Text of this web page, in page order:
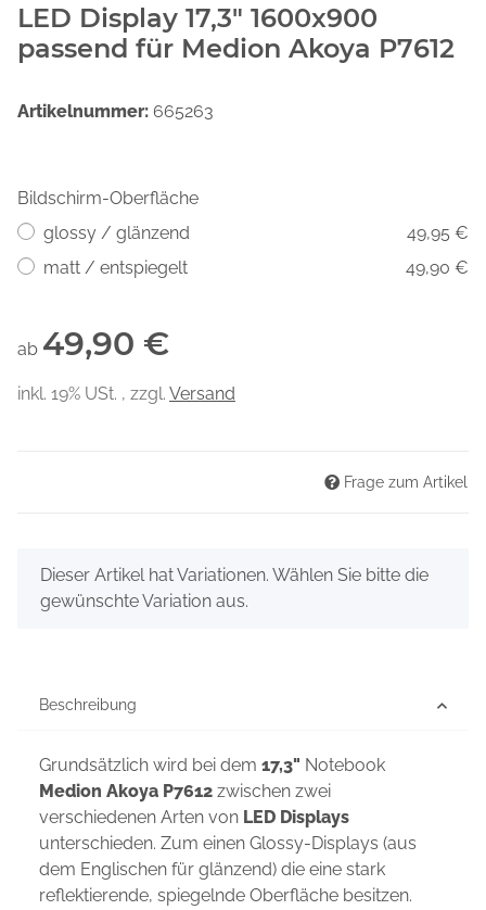
LED Display 17,3" 1600x900
passend für Medion Akoya P7612
Artikelnummer: 665263
Bildschirm-Oberfläche
glossy / glänzend
49,95 €
matt / entspiegelt
49,90 €
ab 49,90 €
inkl. 19% USt. , zzgl. Versand
Frage zum Artikel
x
Dieser Artikel hat Variationen. Wählen Sie bitte die
gewünschte Variation aus.
Beschreibung
Grundsätzlich wird bei dem 17,3" Notebook
Medion Akoya P7612 zwischen zwei
verschiedenen Arten von LED Displays
unterschieden. Zum einen Glossy-Displays (aus
dem Englischen für glänzend) die eine stark
reflektierende, spiegelnde Oberfläche besitzen.